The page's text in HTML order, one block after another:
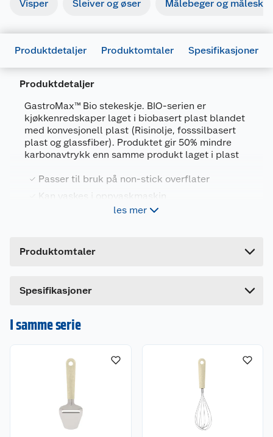
Visper Sleiver og øser Målebeger og måleskje
Produktdetaljer Produktomtaler Spesifikasjoner
Produktdetaljer
GastroMax™ Bio stekeskje. BIO-serien er
kjøkkenredskaper laget i biobasert plast blandet
med konvesjonell plast (Risinolje, fosssilbasert
plast og glassfiber). Produktet gir 50% mindre
karbonavtrykk enn samme produkt laget i plast
Passer til bruk på non-stick overflater
Kan vaskes i oppvaskmaskin
Gir mindre enn 50% karbonavtrykk
Produsert i Sverige
Kombinerer den rake og runde fronten på en
stekespade med mulighet å ta opp maten som en
fronten kan brukes for å hakke kjøttdeigen i
overflater. Laget av bio-basert plast, glassfiber
og amidplast. Produktet gir 50% mindre
karbonavtrykk enn tradisjonelle plastredskaper.
les mer
Produktomtaler
Spesifikasjoner
Artikkelnummer
7332462095489
Leverandørens artikkelnummer
7611-15101
Størrelse
ONE SIZE
Farge
I samme serie